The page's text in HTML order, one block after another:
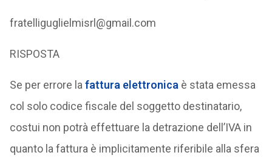
fratelliguglielmisrl@gmail.com
RISPOSTA
Se per errore la fattura elettronica è stata emessa
col solo codice fiscale del soggetto destinatario,
costui non potrà effettuare la detrazione dell’IVA in
quanto la fattura è implicitamente riferibile alla sfera